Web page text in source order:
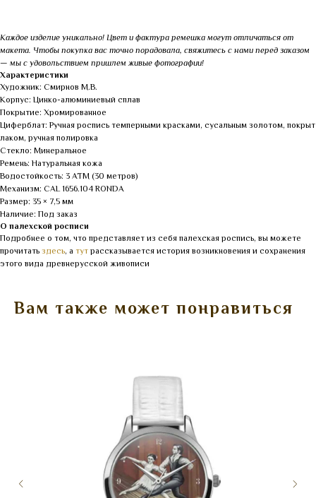
Каждое изделие уникально! Цвет и фактура ремешка могут отличаться от
макета. Чтобы покупка вас точно порадовала, свяжитесь с нами перед заказом
— мы с удовольствием пришлем живые фотографии!
Характеристики
Художник: Смирнов М.В.
Корпус: Цинко-алюминиевый сплав
Покрытие: Хромированное
Циферблат: Ручная роспись темперными красками, сусальным золотом, покрыт
лаком, ручная полировка
Стекло: Минеральное
Ремень: Натуральная кожа
Водостойкость: 3 АТМ (30 метров)
Механизм: CAL 1656.104 RONDA
Размер: 35 × 7,5 мм
Наличие: Под заказ
О палехской росписи
Подробнее о том, что представляет из себя палехская роспись, вы можете
прочитать здесь, а тут рассказывается история возникновения и сохранения
этого вида древнерусской живописи
Вам также может понравиться